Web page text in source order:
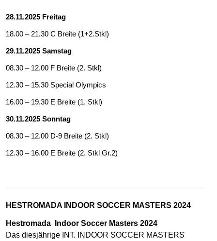
28.11.2025 Freitag
18.00 – 21.30 C Breite (1+2.Stkl)
29.11.2025 Samstag
08.30 – 12.00 F Breite (2. Stkl)
12.30 – 15.30 Special Olympics
16.00 – 19.30 E Breite (1. Stkl)
30.11.2025 Sonntag
08.30 – 12.00 D-9 Breite (2. Stkl)
12.30 – 16.00 E Breite (2. Stkl Gr.2)
HESTROMADA INDOOR SOCCER MASTERS 2024
Hestromada Indoor Soccer Masters 2024
Das diesjährige INT. INDOOR SOCCER MASTERS